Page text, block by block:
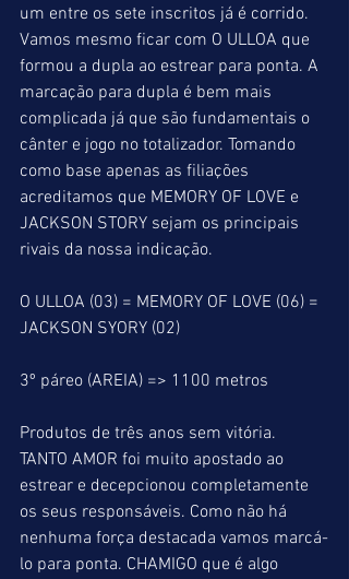
um entre os sete inscritos já é corrido.
Vamos mesmo ficar com O ULLOA que
formou a dupla ao estrear para ponta. A
marcação para dupla é bem mais
complicada já que são fundamentais o
cânter e jogo no totalizador. Tomando
como base apenas as filiações
acreditamos que MEMORY OF LOVE e
JACKSON STORY sejam os principais
rivais da nossa indicação.
O ULLOA (03) = MEMORY OF LOVE (06) =
JACKSON SYORY (02)
3º páreo (AREIA) => 1100 metros
Produtos de três anos sem vitória.
TANTO AMOR foi muito apostado ao
estrear e decepcionou completamente
os seus responsáveis. Como não há
nenhuma força destacada vamos marcá-
lo para ponta. CHAMIGO que é algo